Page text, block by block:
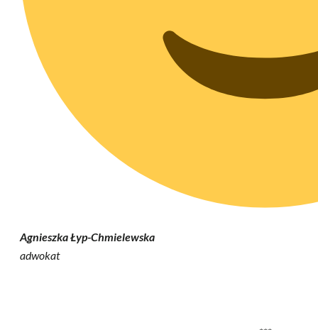
Agnieszka Łyp-Chmielewska
adwokat